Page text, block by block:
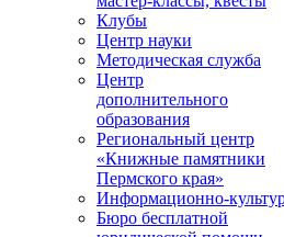
Клубы
Центр науки
Методическая служба
Центр
дополнительного
образования
Региональный центр
«Книжные памятники
Пермского края»
Информационно-
Бюро бесплатной